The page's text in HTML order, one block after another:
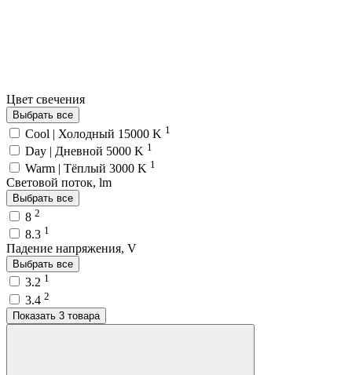
Цвет свечения
Выбрать все
Cool | Холодный 15000 K 1
Day | Дневной 5000 K 1
Warm | Тёплый 3000 K 1
Световой поток, lm
Выбрать все
8 2
8.3 1
Падение напряжения, V
Выбрать все
3.2 1
3.4 2
Показать 3 товара